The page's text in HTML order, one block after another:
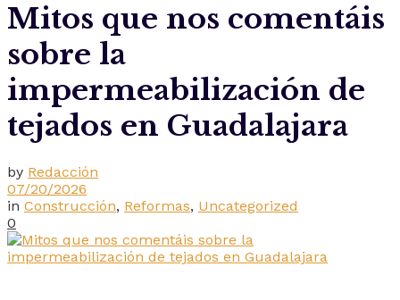
Mitos que nos comentáis
sobre la
impermeabilización de
tejados en Guadalajara
by Redacción
07/20/2026
in Construcción, Reformas, Uncategorized
0